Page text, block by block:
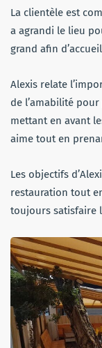
La clientèle est
a agrandi le lieu
grand afin
Alexis relate
de l’amabilité
mettant en avant
aime tout en
Les objectifs
restauration tout
toujours satisfaire